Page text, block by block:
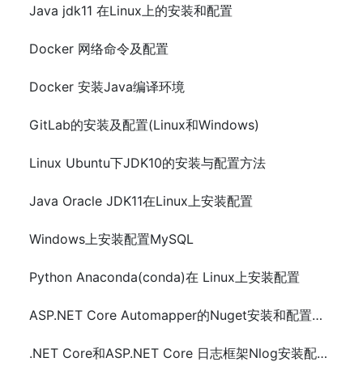
Java jdk11 在Linux上的安装和配置
Docker 网络命令及配置
Docker 安装Java编译环境
GitLab的安装及配置(Linux和Windows)
Linux Ubuntu下JDK10的安装与配置方法
Java Oracle JDK11在Linux上安装配置
Windows上安装配置MySQL
Python Anaconda(conda)在 Linux上安装配置
ASP.NET Core Automapper的Nuget安装和配置以及demo示例代码
.NET Core和ASP.NET Core 日志框架Nlog安装配置及示例代码